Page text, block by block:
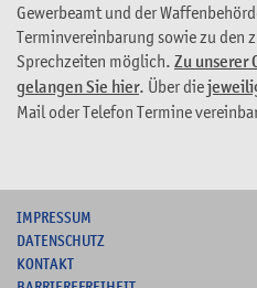
Gewerbeamt und der
Terminvereinbarung sowie zu den
Sprechzeiten möglich. Zu unserer
gelangen Sie hier. Über die
Mail oder Telefon Termine
IMPRESSUM
DATENSCHUTZ
KONTAKT